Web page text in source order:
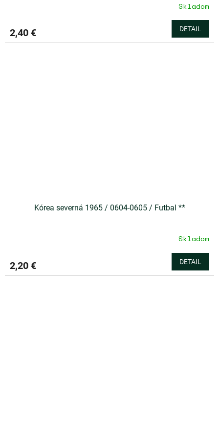
Skladom
2,40 € DETAIL
Kórea severná 1965 / 0604-0605 / Futbal **
Skladom
2,20 € DETAIL